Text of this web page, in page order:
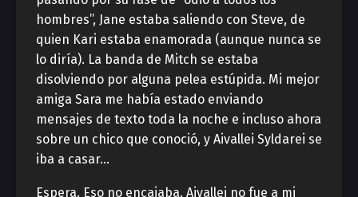
hombres”, Jane estaba saliendo con Steve, de
quien Kari estaba enamorada (aunque nunca se
lo diría). La banda de Mitch se estaba
disolviendo por alguna pelea estúpida. Mi mejor
amiga Sara me había estado enviando
mensajes de texto toda la noche e incluso ahora
sobre un chico que conoció, y Aivallei Syldarei se
iba a casar…
Espera. Eso no encajaba. Aivallei no fue a mi